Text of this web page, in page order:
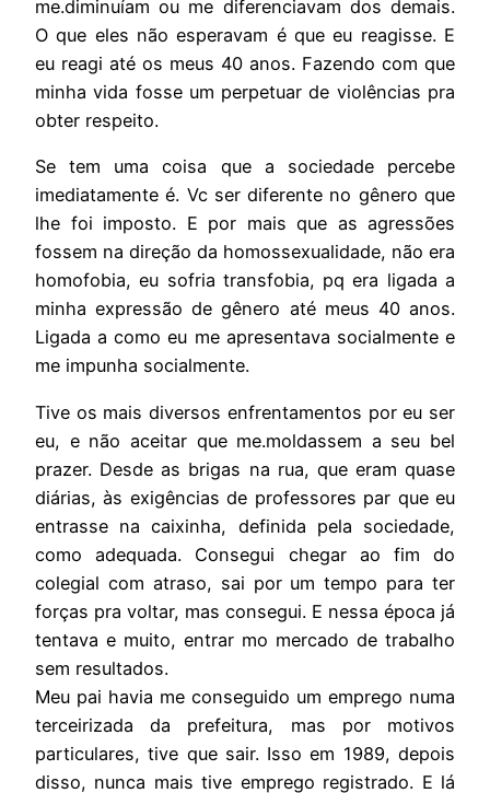
me.diminuíam ou me diferenciavam dos demais.
O que eles não esperavam é que eu reagisse. E
eu reagi até os meus 40 anos. Fazendo com que
minha vida fosse um perpetuar de violências pra
obter respeito.
Se tem uma coisa que a sociedade percebe
imediatamente é. Vc ser diferente no gênero que
lhe foi imposto. E por mais que as agressões
fossem na direção da homossexualidade, não era
homofobia, eu sofria transfobia, pq era ligada a
minha expressão de gênero até meus 40 anos.
Ligada a como eu me apresentava socialmente e
me impunha socialmente.
Tive os mais diversos enfrentamentos por eu ser
eu, e não aceitar que me.moldassem a seu bel
prazer. Desde as brigas na rua, que eram quase
diárias, às exigências de professores par que eu
entrasse na caixinha, definida pela sociedade,
como adequada. Consegui chegar ao fim do
colegial com atraso, sai por um tempo para ter
forças pra voltar, mas consegui. E nessa época já
tentava e muito, entrar mo mercado de trabalho
sem resultados.
Meu pai havia me conseguido um emprego numa
terceirizada da prefeitura, mas por motivos
particulares, tive que sair. Isso em 1989, depois
disso, nunca mais tive emprego registrado. E lá